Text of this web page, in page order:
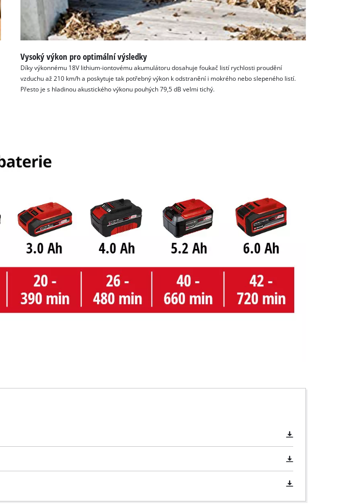
Vysoký výkon pro optimální výsledky
Díky výkonnému 18V lithium-iontovému akumulátoru dosahuje foukač listí rychlosti proudění
vzduchu až 210 km/h a poskytuje tak potřebný výkon k odstranění i mokrého nebo slepeného listí.
Přesto je s hladinou akustického výkonu pouhých 79,5 dB velmi tichý.